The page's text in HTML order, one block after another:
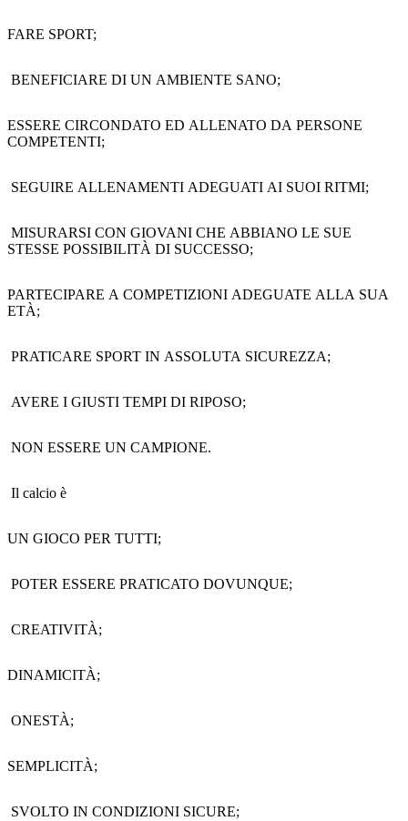
FARE SPORT;
BENEFICIARE DI UN AMBIENTE SANO;
ESSERE CIRCONDATO ED ALLENATO DA PERSONE
COMPETENTI;
SEGUIRE ALLENAMENTI ADEGUATI AI SUOI RITMI;
MISURARSI CON GIOVANI CHE ABBIANO LE SUE
STESSE POSSIBILITÀ DI SUCCESSO;
PARTECIPARE A COMPETIZIONI ADEGUATE ALLA SUA
ETÀ;
PRATICARE SPORT IN ASSOLUTA SICUREZZA;
AVERE I GIUSTI TEMPI DI RIPOSO;
NON ESSERE UN CAMPIONE.
Il calcio è
UN GIOCO PER TUTTI;
POTER ESSERE PRATICATO DOVUNQUE;
CREATIVITÀ;
DINAMICITÀ;
ONESTÀ;
SEMPLICITÀ;
SVOLTO IN CONDIZIONI SICURE;